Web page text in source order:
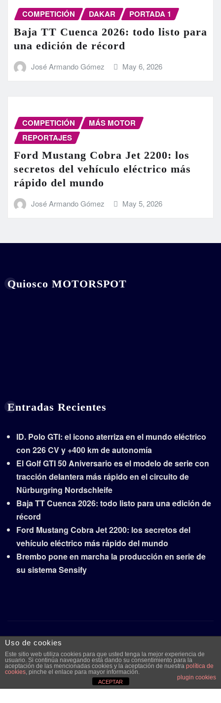
COMPETICIÓN DAKAR PORTADA 1
Baja TT Cuenca 2026: todo listo para
una edición de récord
José Armando Gómez May 6, 2026
COMPETICIÓN
MÁS MOTOR
REPORTAJES
Ford Mustang Cobra Jet 2200: los
secretos del vehículo eléctrico más
rápido del mundo
José Armando Gómez May 5, 2026
Quiosco MOTORSPOT
Entradas Recientes
ID. Polo GTI: el icono aterriza en el mundo eléctrico
con 226 CV y +400 km de autonomía
El Golf GTI 50 Aniversario es el modelo de serie con
tracción delantera más rápido en el circuito de
Nürburgring Nordschleife
Baja TT Cuenca 2026: todo listo para una edición de
récord
Ford Mustang Cobra Jet 2200: los secretos del
vehículo eléctrico más rápido del mundo
Brembo pone en marcha la producción en serie de
su sistema Sensify
Copyright © 2026 | Funciona conWordPress|Frankfurt
Newspor ThemeArile
Aviso legal y
Publicidad Contacto
Uso de cookies
Este sitio web utiliza cookies para que usted tenga la mejor experiencia de
usuario. Si continúa navegando está dando su consentimiento para la
aceptación de las mencionadas cookies y la aceptación de nuestra política de
cookies, pinche el enlace para mayor información.
plugin cookies
ACEPTAR